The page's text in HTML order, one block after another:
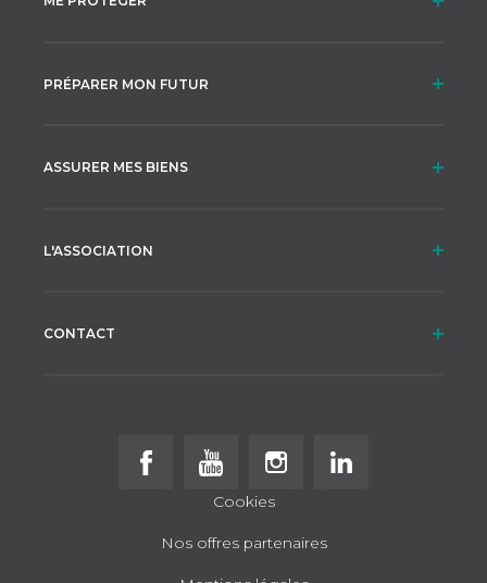
PRÉPARER MON FUTUR
ASSURER MES BIENS
L'ASSOCIATION
CONTACT
Cookies
Nos offres partenaires
Follow us on Facebook
Follow us on Youtube
Follow us on Instagram
Follow us on